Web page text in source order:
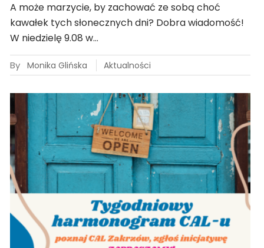
A może marzycie, by zachować ze sobą choć
kawałek tych słonecznych dni? Dobra wiadomość!
W niedzielę 9.08 w…
By Monika Glińska Aktualności